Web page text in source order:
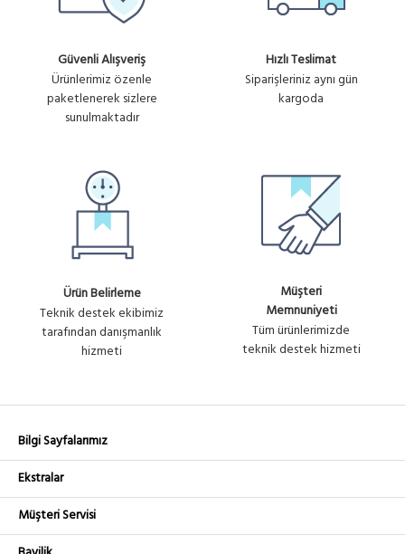
WINET-TSFR-1
WINET FIREWALL-ROUTER 1
AY TEKNIK DESTEK
Ürün No
WINET-TSH-1
WINET HOTSPOT 1 AY TEKNIK
Ürün No
WINET-TSW-6
WINET WIPOINT 6 AY TEKNİK
DESTEK
Ürün No
: U1675
WINET-TSFR-6
AY TEKNİK DESTEK
Ürün No
Güvenli Alışveriş
Ürünlerimiz özenle
paketlenerek sizlere
sunulmaktadır
Hızlı Teslimat
Siparişleriniz aynı gün
kargoda
Ürün Belirleme
Teknik destek ekibimiz
tarafından danışmanlık
hizmeti
Müşteri
Memnuniyeti
Tüm ürünlerimizde
teknik destek hizmeti
Bilgi Sayfalarımız
Ekstralar
Müşteri Servisi